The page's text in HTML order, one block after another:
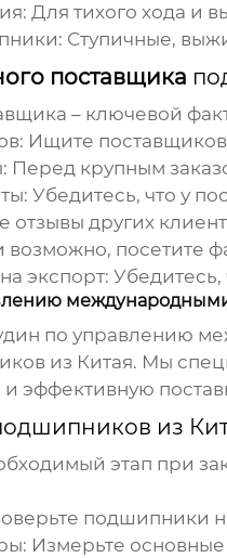
Для тихого хода и
Ступичные,
поставщика
– ключевой
Ищите
Перед крупным
Убедитесь, что у
отзывы других
возможно, посетите
экспорт:
международными
по управлению
из Китая. Мы
эффективную
из
этап при
подшипники
Измерьте